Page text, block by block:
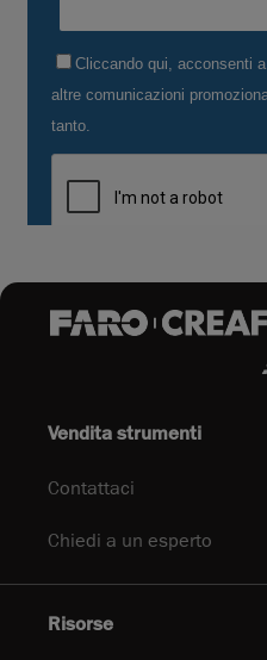
Vendita strumenti
Contattaci
Chiedi a un esperto
Risorse